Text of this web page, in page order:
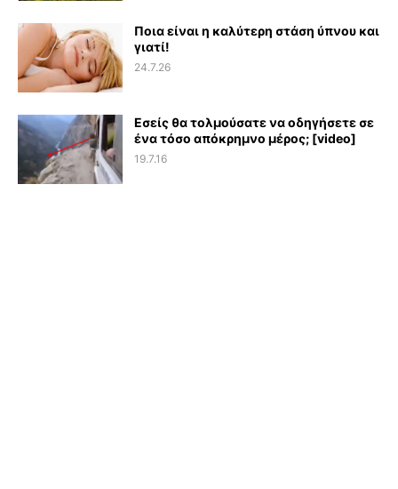
Ποια είναι η καλύτερη στάση ύπνου και
γιατί!
24.7.26
Εσείς θα τολμούσατε να οδηγήσετε σε
ένα τόσο απόκρημνο μέρος; [video]
19.7.16